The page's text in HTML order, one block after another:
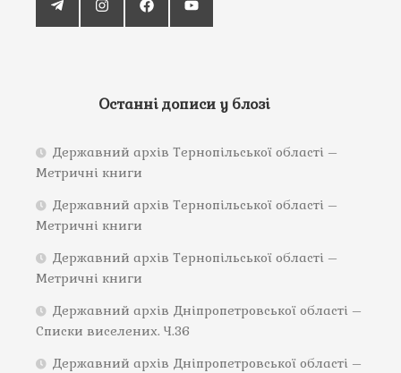
Останні дописи у блозі
Державний архів Тернопільської області –
Метричні книги
Державний архів Тернопільської області –
Метричні книги
Державний архів Тернопільської області –
Метричні книги
Державний архів Дніпропетровської області –
Списки виселених. Ч.36
Державний архів Дніпропетровської області –